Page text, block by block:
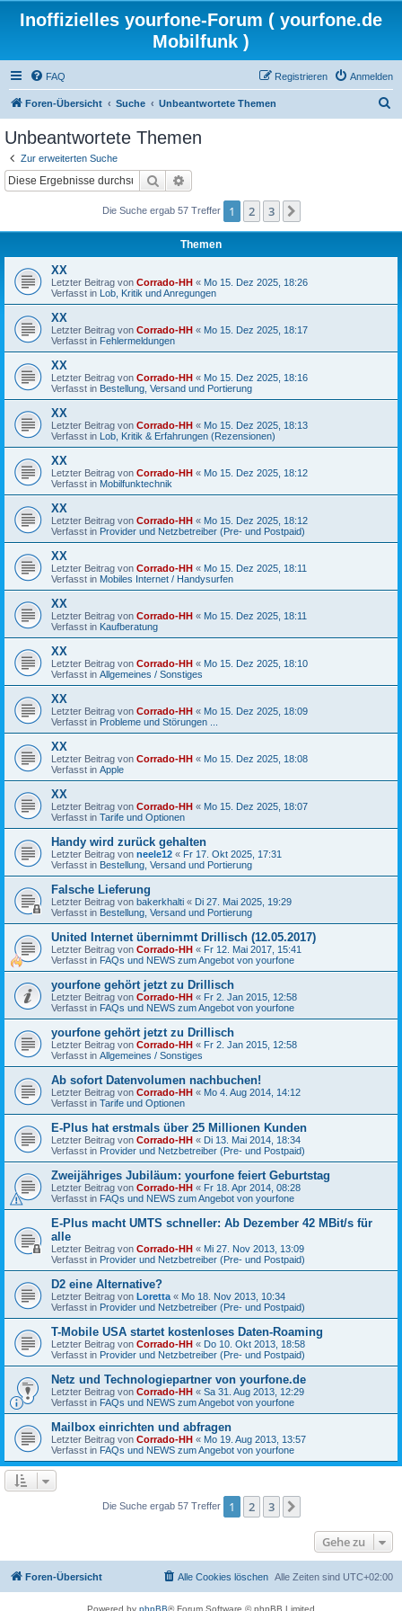
Inoffizielles yourfone-Forum ( yourfone.de
Mobilfunk )
FAQ Anmelden
Registrieren
Foren-Übersicht Suche Unbeantwortete Themen
Unbeantwortete Themen
Zur erweiterten Suche
Suche
Die Suche ergab 57 Treffer 1 2 3
Themen
XX
Letzter Beitrag von Corrado-HH « Mo 15. Dez 2025, 18:26
Verfasst in Lob, Kritik und Anregungen
XX
Letzter Beitrag von Corrado-HH « Mo 15. Dez 2025, 18:17
Verfasst in Fehlermeldungen
XX
Letzter Beitrag von Corrado-HH « Mo 15. Dez 2025, 18:16
Verfasst in Bestellung, Versand und Portierung
XX
Letzter Beitrag von Corrado-HH « Mo 15. Dez 2025, 18:13
Verfasst in Lob, Kritik & Erfahrungen (Rezensionen)
XX
Letzter Beitrag von Corrado-HH « Mo 15. Dez 2025, 18:12
Verfasst in Mobilfunktechnik
XX
Letzter Beitrag von Corrado-HH « Mo 15. Dez 2025, 18:12
Verfasst in Provider und Netzbetreiber (Pre- und Postpaid)
XX
Letzter Beitrag von Corrado-HH « Mo 15. Dez 2025, 18:11
Verfasst in Mobiles Internet / Handysurfen
XX
Letzter Beitrag von Corrado-HH « Mo 15. Dez 2025, 18:11
Verfasst in Kaufberatung
XX
Letzter Beitrag von Corrado-HH « Mo 15. Dez 2025, 18:10
Verfasst in Allgemeines / Sonstiges
XX
Letzter Beitrag von Corrado-HH « Mo 15. Dez 2025, 18:09
Verfasst in Probleme und Störungen ...
XX
Letzter Beitrag von Corrado-HH « Mo 15. Dez 2025, 18:08
Verfasst in Apple
XX
Letzter Beitrag von Corrado-HH « Mo 15. Dez 2025, 18:07
Verfasst in Tarife und Optionen
Handy wird zurück gehalten
Letzter Beitrag von neele12 « Fr 17. Okt 2025, 17:31
Verfasst in Bestellung, Versand und Portierung
Falsche Lieferung
Letzter Beitrag von bakerkhalti « Di 27. Mai 2025, 19:29
Verfasst in Bestellung, Versand und Portierung
United Internet übernimmt Drillisch (12.05.2017)
Letzter Beitrag von Corrado-HH « Fr 12. Mai 2017, 15:41
Verfasst in FAQs und NEWS zum Angebot von yourfone
yourfone gehört jetzt zu Drillisch
Letzter Beitrag von Corrado-HH « Fr 2. Jan 2015, 12:58
Verfasst in FAQs und NEWS zum Angebot von yourfone
yourfone gehört jetzt zu Drillisch
Letzter Beitrag von Corrado-HH « Fr 2. Jan 2015, 12:58
Verfasst in Allgemeines / Sonstiges
Ab sofort Datenvolumen nachbuchen!
Letzter Beitrag von Corrado-HH « Mo 4. Aug 2014, 14:12
Verfasst in Tarife und Optionen
E-Plus hat erstmals über 25 Millionen Kunden
Letzter Beitrag von Corrado-HH « Di 13. Mai 2014, 18:34
Verfasst in Provider und Netzbetreiber (Pre- und Postpaid)
Zweijähriges Jubiläum: yourfone feiert Geburtstag
Letzter Beitrag von Corrado-HH « Fr 18. Apr 2014, 08:28
Verfasst in FAQs und NEWS zum Angebot von yourfone
E-Plus macht UMTS schneller: Ab Dezember 42 MBit/s für
alle
Letzter Beitrag von Corrado-HH « Mi 27. Nov 2013, 13:09
Verfasst in Provider und Netzbetreiber (Pre- und Postpaid)
D2 eine Alternative?
Letzter Beitrag von Loretta « Mo 18. Nov 2013, 10:34
Verfasst in Provider und Netzbetreiber (Pre- und Postpaid)
T-Mobile USA startet kostenloses Daten-Roaming
Letzter Beitrag von Corrado-HH « Do 10. Okt 2013, 18:58
Verfasst in Provider und Netzbetreiber (Pre- und Postpaid)
Netz und Technologiepartner von yourfone.de
Letzter Beitrag von Corrado-HH « Sa 31. Aug 2013, 12:29
Verfasst in FAQs und NEWS zum Angebot von yourfone
Mailbox einrichten und abfragen
Letzter Beitrag von Corrado-HH « Mo 19. Aug 2013, 13:57
Verfasst in FAQs und NEWS zum Angebot von yourfone
Die Suche ergab 57 Treffer 1 2 3
Gehe zu
Foren-Übersicht Alle Zeiten sind UTC+02:00
Alle Cookies löschen
Powered by phpBB® Forum Software © phpBB Limited